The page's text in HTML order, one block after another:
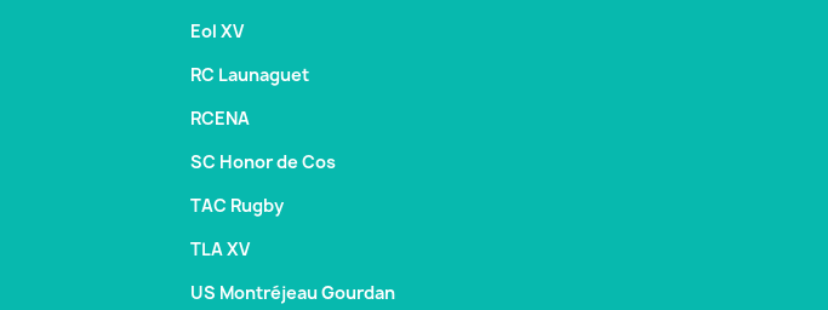
Eol XV
RC Launaguet
RCENA
SC Honor de Cos
TAC Rugby
TLA XV
US Montréjeau Gourdan